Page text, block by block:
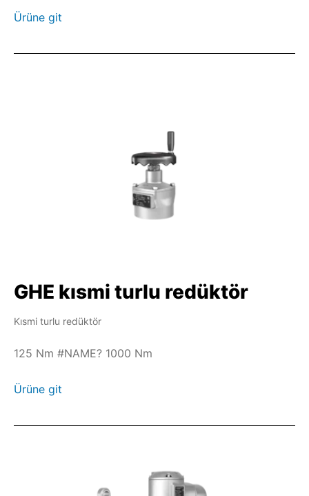
Ürüne git
GHE kısmi turlu redüktör
Kısmi turlu redüktör
125 Nm #NAME? 1000 Nm
Ürüne git